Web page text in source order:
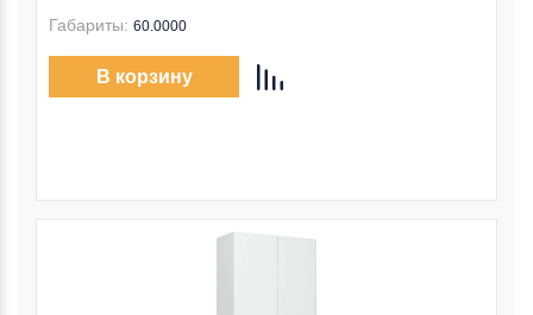
Габариты: 60.0000
В корзину